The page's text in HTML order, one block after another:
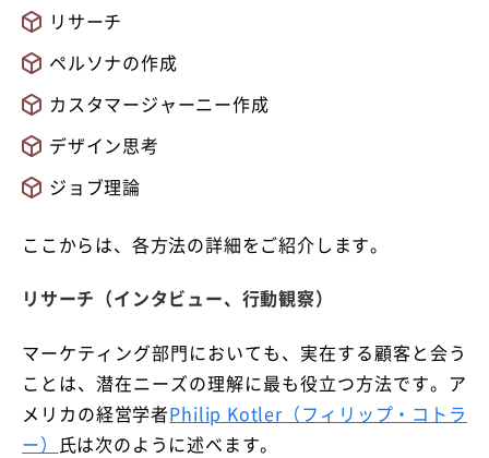
リサーチ
ペルソナの作成
カスタマージャーニー作成
デザイン思考
ジョブ理論
ここからは、各方法の詳細をご紹介します。
リサーチ（インタビュー、行動観察）
マーケティング部門においても、実在する顧客と会う
ことは、潜在ニーズの理解に最も役立つ方法です。ア
メリカの経営学者Philip Kotler（フィリップ・コトラ
ー） 氏は次のように述べます。